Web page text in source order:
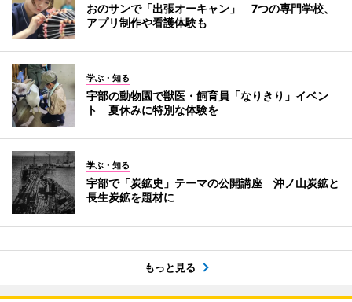
おのサンで「出張オーキャン」 7つの専門学校、
アプリ制作や看護体験も
学ぶ・知る
宇部の動物園で獣医・飼育員「なりきり」イベン
ト 夏休みに特別な体験を
学ぶ・知る
宇部で「炭鉱史」テーマの公開講座 沖ノ山炭鉱と
長生炭鉱を題材に
もっと見る